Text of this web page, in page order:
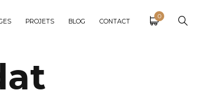
PROJETS BLOG CONTACT
0